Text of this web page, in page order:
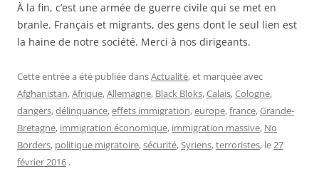
À la fin, c’est une armée de guerre civile qui se met en
branle. Français et migrants, des gens dont le seul lien est
la haine de notre société. Merci à nos dirigeants.
Cette entrée a été publiée dansActualité, et marquée avec
Afghanistan,Afrique,Allemagne, Black Bloks,Calais,Cologne,
dangers,délinquance,effets immigration,europe,france,Grande-
Bretagne, immigration économique, immigration massive, No
Borders, politique migratoire,sécurité,Syriens,terroristes, le27
février 2016 .